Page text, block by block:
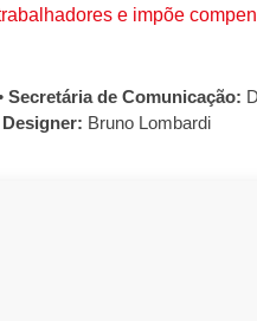
e impõe
Secretária de Comunicação:
Designer: Bruno Lombardi